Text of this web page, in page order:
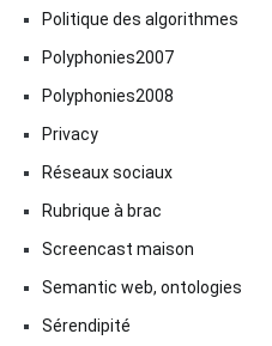
Politique des algorithmes
Polyphonies2007
Polyphonies2008
Privacy
Réseaux sociaux
Rubrique à brac
Screencast maison
Semantic web, ontologies
Sérendipité